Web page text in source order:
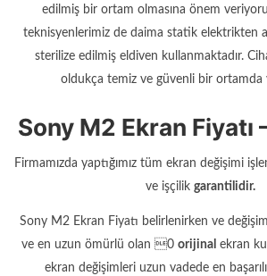
edilmiş bir ortam olmasına önem
teknisyenlerimiz de daima statik elektrikten
sterilize edilmiş eldiven kullanmaktadır.
oldukça temiz ve güvenli bir ortamda
Sony M2 Ekran Fiyatı
Firmamızda yaptığımız tüm ekran değişimi
ve işçilik garantilidir.
Sony M2 Ekran Fiyatı belirlenirken ve
ve en uzun ömürlü olan 0 orijinal ekran
ekran değişimleri uzun vadede en